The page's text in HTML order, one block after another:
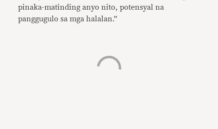
pinaka-matinding anyo nito, potensyal na
panggugulo sa mga halalan.”